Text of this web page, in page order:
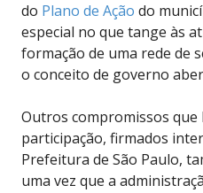
do Plano de Ação do
especial no que tange às
formação de uma rede de
o conceito de governo
Outros compromissos que
participação, firmados
Prefeitura de São Paulo,
uma vez que a